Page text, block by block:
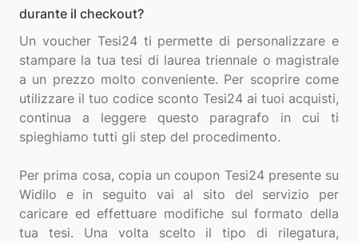
durante il checkout?
Un voucher Tesi24 ti permette di personalizzare e
stampare la tua tesi di laurea triennale o magistrale
a un prezzo molto conveniente. Per scoprire come
utilizzare il tuo codice sconto Tesi24 ai tuoi acquisti,
continua a leggere questo paragrafo in cui ti
spieghiamo tutti gli step del procedimento.
Per prima cosa, copia un coupon Tesi24 presente su
Widilo e in seguito vai al sito del servizio per
caricare ed effettuare modifiche sul formato della
tua tesi. Una volta scelto il tipo di rilegatura,